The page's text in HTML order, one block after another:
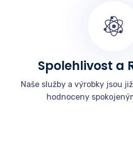
Spolehlivost a
Naše služby a výrobky jsou
hodnoceny